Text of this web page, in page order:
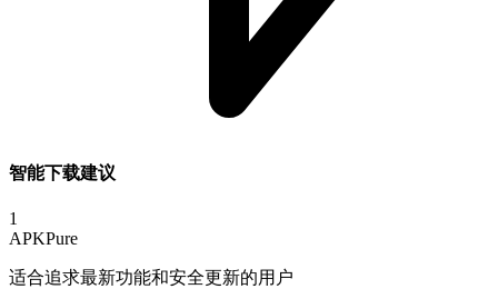
智能下载建议
1
APKPure
适合追求最新功能和安全更新的用户